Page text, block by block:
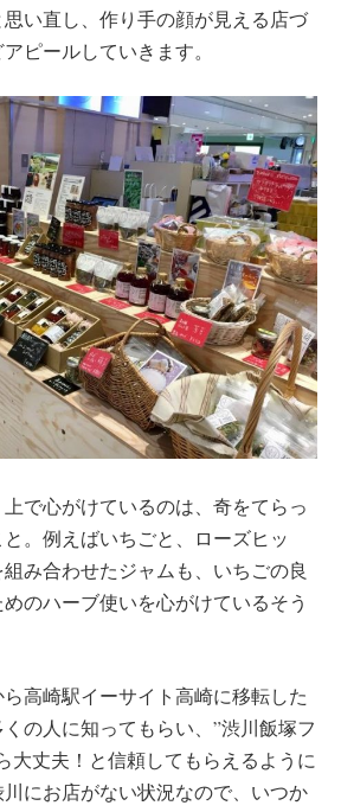
い直し、作り手の顔が見える店づ
ピールしていきます。
で心がけているのは、奇をてらっ
。例えばいちごと、ローズヒッ
み合わせたジャムも、いちごの良
のハーブ使いを心がけているそう
ら高崎駅イーサイト高崎に移転した
の人に知ってもらい、”渋川飯塚フ
大丈夫！と信頼してもらえるように
にお店がない状況なので、いつか